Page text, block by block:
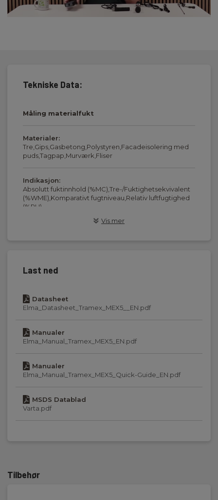
Tekniske Data:
Måling materialfukt
Materialer:
Tre,Gips,Gasbetong,Polystyren,Facadeisolering med
puds,Tagpap,Murværk,Fliser
Indikasjon:
Absolutt fuktinnhold (%MC),Tre-/Fuktighetsekvivalent
(%WME),Komparativt fugtniveau,Relativ luftfugtighed
(%RH)
Inkl. IR til måling overflatetemperatur
Målingstype:
Relativ fuktighet (RF)
Måling RH
Måleområde:
0 % - 99 %
Nøyaktighet (± X%):
2 %
Digitalt display, bakgrunnsbelyst
Vis mer
Last ned
Datasheet
Elma_Datasheet_Tramex_MEX5__EN.pdf
Manualer
Elma_Manual_Tramex_MEX5_EN.pdf
Manualer
Elma_Manual_Tramex_MEX5_Quick-Guide_EN.pdf
MSDS Datablad
Varta.pdf
Tilbehør